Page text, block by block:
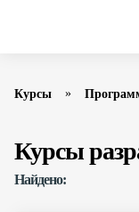
Курсы
Курсы
Найдено: